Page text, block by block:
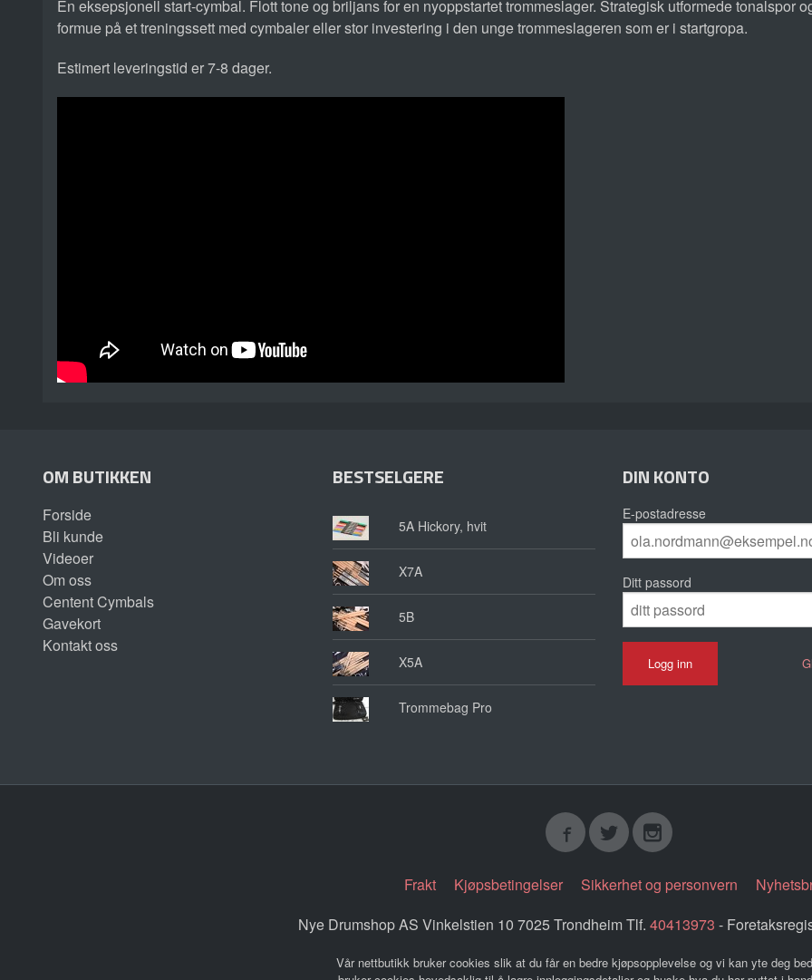
En eksepsjonell start-cymbal. Flott tone og briljans for en nyoppstartet trommeslager. Strategisk utformede tonalspor
formue på et treningssett med cymbaler eller stor investering i den unge trommeslageren som er i startgropa.
Estimert leveringstid er 7-8 dager.
OM BUTIKKEN
Forside
Bli kunde
Videoer
Om oss
Centent Cymbals
Gavekort
Kontakt oss
BESTSELGERE
5A Hickory, hvit
X7A
5B
X5A
Trommebag Pro
DIN KONTO
E-postadresse
Ditt passord
Frakt Kjøpsbetingelser Sikkerhet og personvern
Nye Drumshop AS Vinkelstien 10 7025 Trondheim Tlf. 40413973 -
Vår nettbutikk bruker cookies slik at du får en bedre kjøpsopplevelse og vi kan yte deg